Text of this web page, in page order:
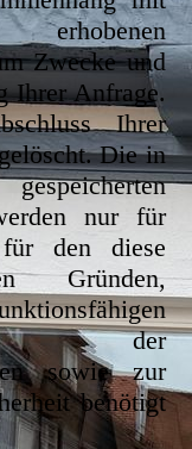
erhobenen
Zwecke und
Ihrer Anfrage.
Ihrer
Die in
nur für
den diese
Gründen,
der
sowie zur
benötigt